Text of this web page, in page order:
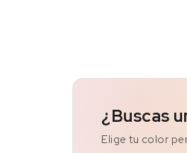
¿Buscas
Elige tu color